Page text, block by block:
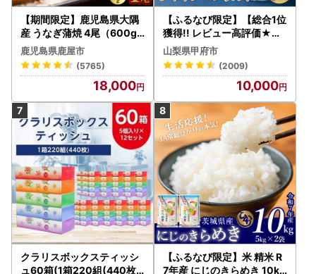
【期間限定】鹿児島県大隅
産 うなぎ蒲焼 4尾（600g
） KN007-004-04-cp18
うなぎ 鰻 魚 惣菜 総菜
鹿児島県鹿屋市
(5765)
18,000
【ふるなび限定】【総合1位
獲得!! レビュー高評価★】
〈2026年度配送分〉山梨
県産 シャインマスカット 2
～3房（1.0kg以上）シャイ
ン フルーツ FN-Limited-S
P
山梨県甲府市
(2009)
10,000
クラリスボックスティッシ
ュ60箱(1箱220組(440枚))
【ふるなび限定】米 精米 R
7年産 にじのきらめき 10kg